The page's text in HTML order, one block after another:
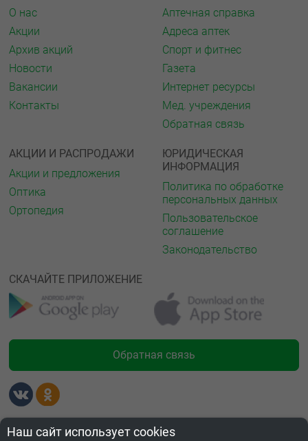
О нас
Акции
Архив акций
Новости
Вакансии
Контакты
Аптечная справка
Адреса аптек
Спорт и фитнес
Газета
Интернет ресурсы
Мед. учреждения
Обратная связь
АКЦИИ И РАСПРОДАЖИ
Акции и предложения
Оптика
Ортопедия
ЮРИДИЧЕСКАЯ
ИНФОРМАЦИЯ
Политика по обработке
персональных данных
Пользовательское
соглашение
Законодательство
СКАЧАЙТЕ ПРИЛОЖЕНИЕ
Обратная связь
Лицензии
Наш сайт использует cookies